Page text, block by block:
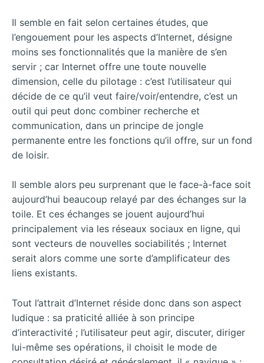
Il semble en fait selon certaines études, que
l’engouement pour les aspects d’Internet, désigne
moins ses fonctionnalités que la manière de s’en
servir ; car Internet offre une toute nouvelle
dimension, celle du pilotage : c’est l’utilisateur qui
décide de ce qu’il veut faire/voir/entendre, c’est un
outil qui peut donc combiner recherche et
communication, dans un principe de jongle
permanente entre les fonctions qu’il offre, sur un fond
de loisir.
Il semble alors peu surprenant que le face-à-face soit
aujourd’hui beaucoup relayé par des échanges sur la
toile. Et ces échanges se jouent aujourd’hui
principalement via les réseaux sociaux en ligne, qui
sont vecteurs de nouvelles sociabilités ; Internet
serait alors comme une sorte d’amplificateur des
liens existants.
Tout l’attrait d’Internet réside donc dans son aspect
ludique : sa praticité alliée à son principe
d’interactivité ; l’utilisateur peut agir, discuter, diriger
lui-même ses opérations, il choisit le mode de